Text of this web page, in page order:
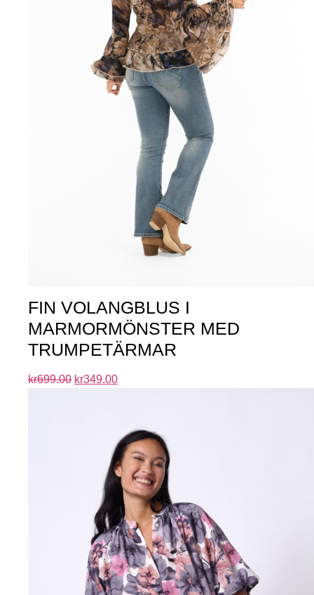
FIN VOLANGBLUS I
MARMORMÖNSTER MED
TRUMPETÄRMAR
kr699.00 kr349.00